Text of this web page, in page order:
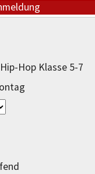
Hip-Hop Klasse 5-7